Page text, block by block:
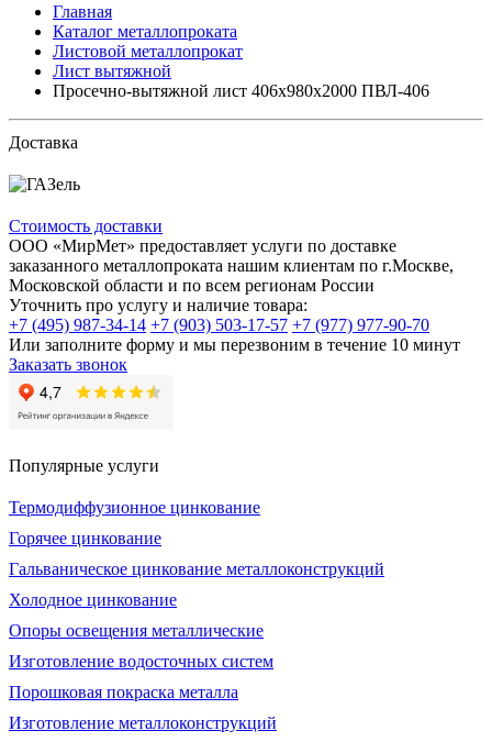
Главная
Каталог металлопроката
Листовой металлопрокат
Лист вытяжной
Просечно-вытяжной лист 406х980х2000 ПВЛ-406
Доставка
Стоимость доставки
ООО «МирМет» предоставляет услуги по доставке
заказанного металлопроката нашим клиентам по г.Москве,
Московской области и по всем регионам России
Уточнить про услугу и наличие товара:
+7 (495) 987-34-14 +7 (903) 503-17-57 +7 (977) 977-90-70
Или заполните форму и мы перезвоним в течение 10 минут
Заказать звонок
Популярные услуги
Термодиффузионное цинкование
Горячее цинкование
Гальваническое цинкование металлоконструкций
Холодное цинкование
Опоры освещения металлические
Изготовление водосточных систем
Порошковая покраска металла
Изготовление металлоконструкций